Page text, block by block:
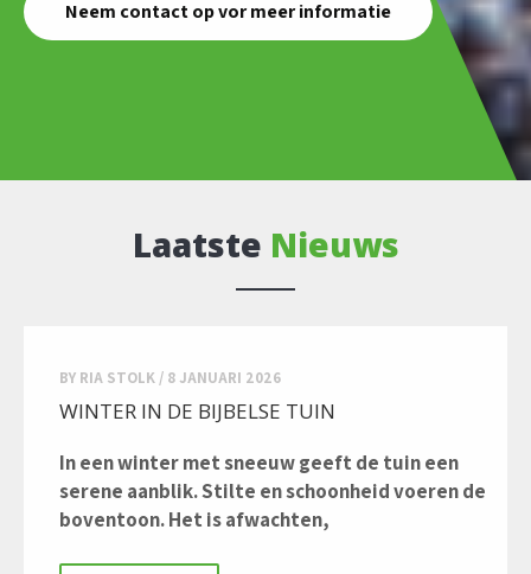
Neem contact op vor meer informatie
Laatste Nieuws
BY RIA STOLK / 8 JANUARI 2026
WINTER IN DE BIJBELSE TUIN
In een winter met sneeuw geeft de tuin een
serene aanblik. Stilte en schoonheid voeren de
boventoon. Het is afwachten,